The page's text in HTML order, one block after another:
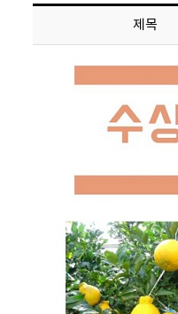
제목